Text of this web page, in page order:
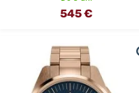
545 €